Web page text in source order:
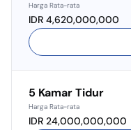
Harga Rata-rata
IDR 4,620,000,000
5 Kamar Tidur
Harga Rata-rata
IDR 24,000,000,000